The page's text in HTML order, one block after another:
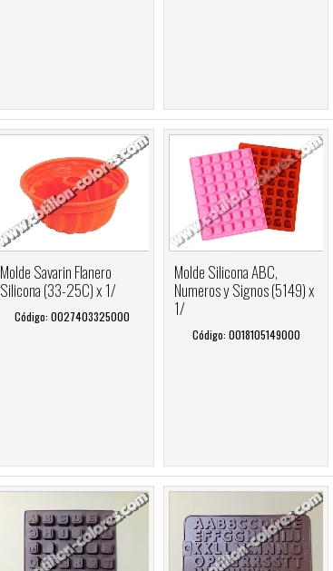
Molde Savarin Flanero
Silicona (33-25C) x 1/
Código: 0027403325000
Molde Silicona ABC,
Numeros y Signos (5149) x
1/
Código: 0018105149000